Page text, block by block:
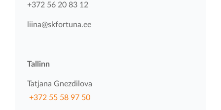
+372 56 20 83 12
liina@skfortuna.ee
Tallinn
Tatjana Gnezdilova
+372 55 58 97 50